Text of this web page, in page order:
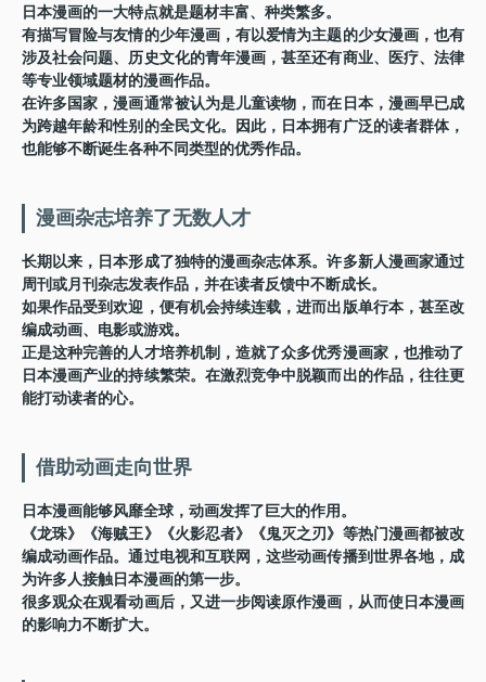
日本漫画的一大特点就是题材丰富、种类繁多。
有描写冒险与友情的少年漫画，有以爱情为主题的少女漫画，也有
涉及社会问题、历史文化的青年漫画，甚至还有商业、医疗、法律
等专业领域题材的漫画作品。
在许多国家，漫画通常被认为是儿童读物，而在日本，漫画早已成
为跨越年龄和性别的全民文化。因此，日本拥有广泛的读者群体，
也能够不断诞生各种不同类型的优秀作品。
漫画杂志培养了无数人才
长期以来，日本形成了独特的漫画杂志体系。许多新人漫画家通过
周刊或月刊杂志发表作品，并在读者反馈中不断成长。
如果作品受到欢迎，便有机会持续连载，进而出版单行本，甚至改
编成动画、电影或游戏。
正是这种完善的人才培养机制，造就了众多优秀漫画家，也推动了
日本漫画产业的持续繁荣。在激烈竞争中脱颖而出的作品，往往更
能打动读者的心。
借助动画走向世界
日本漫画能够风靡全球，动画发挥了巨大的作用。
《龙珠》《海贼王》《火影忍者》《鬼灭之刃》等热门漫画都被改
编成动画作品。通过电视和互联网，这些动画传播到世界各地，成
为许多人接触日本漫画的第一步。
很多观众在观看动画后，又进一步阅读原作漫画，从而使日本漫画
的影响力不断扩大。